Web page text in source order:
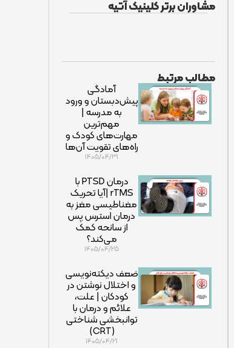
مشاوران برتر کلینیک آتیه
مطالب مرتبط
آمادگی
پیش‌دبستان و ورود
به مدرسه |
مهم‌ترین
مهارت‌های کودک و
راه‌های تقویت آن‌ها
۱۴۰۵/۰۴/۳۱
درمان PTSD با
rTMS |آیا تحریک
مغناطیسی مغز به
درمان استرس پس
از سانحه کمک
می‌کند؟
۱۴۰۵/۰۴/۲۵
ضعف دیکته‌نویسی
و اختلال نوشتن در
کودکان | علت،
علائم و درمان با
توانبخشی شناختی
(CRT)
۱۴۰۵/۰۴/۲۱